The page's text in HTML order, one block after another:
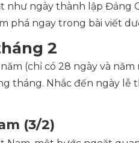
như ngày thành lập Đảng
phá ngay trong bài viết
2
(chỉ có 28 ngày và năm
tháng. Nhắc đến ngày lễ
(3/2)